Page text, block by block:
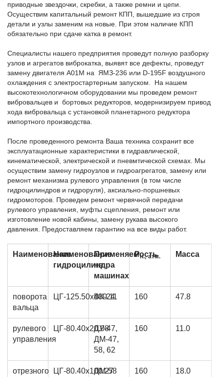
приводные звездочки, скребки, а также ремни и цепи.
Осуществим капитальный ремонт КПП, вышедшие из строя
детали и узлы заменим на новые. При этом наличие КПП
обязательно при сдаче катка в ремонт.
Специалисты нашего предприятия проведут полную разборку
узлов и агрегатов виброкатка, выявят все дефекты, проведут
замену двигателя А01М на ЯМЗ-236 или D-195F воздушного
охлаждения с электростартерным запуском. На нашем
высокотехнологичном оборудовании мы проведем ремонт
вибровальцев и бортовых редукторов, модернизируем привод
хода вибровальца с установкой планетарного редуктора
импортного производства.
После проведенного ремонта Ваша техника сохранит все
эксплуатационные характеристики в гидравлической,
кинематической, электрической и пневмтической схемах. Мы
осуществим замену гидроузлов и гидроагрегатов, замену или
ремонт механизма рулевого управления (в том числе
гидроцилиндров и гидроруля), аксиально-поршневых
гидромоторов. Проведем ремонт червячной передачи
рулевого управления, муфты сцепления, ремонт или
изготовление новой кабины, замену рукава высокого
давления. Предоставляем гарантию на все виды работ.
НаименованиеНаименование
гидроцилиндра
Применяемость
на
машинах
Рн., атм. Масса
поворота
вальца
ЦГ-125.50х400.11
ВК-24 160 47.8
рулевого
управления
ЦГ-80.40х20.08
ДУ-47,
ДМ-47,
58, 62
160 11.0
отрезного
ЦГ-80.40х100.27
ДМ-58 160 18.0